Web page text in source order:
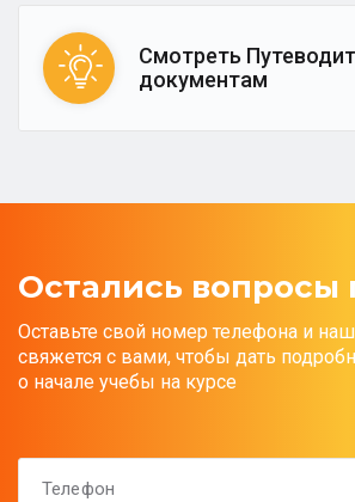
Смотреть
документам
Остались вопросы
Оставьте свой номер телефона и
свяжется с вами, чтобы дать
о начале учебы на курсе